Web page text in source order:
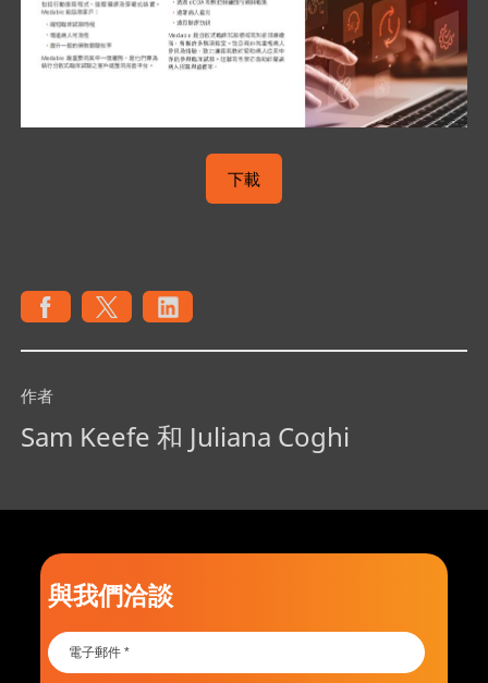
下載
作者
Sam Keefe 和 Juliana Coghi
與我們洽談